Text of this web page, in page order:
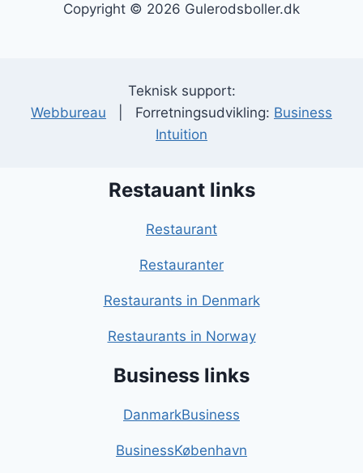
Copyright © 2026 Gulerodsboller.dk
Teknisk support:
Webbureau | Forretningsudvikling: Business
Intuition
Restauant links
Restaurant
Restauranter
Restaurants in Denmark
Restaurants in Norway
Business links
DanmarkBusiness
BusinessKøbenhavn